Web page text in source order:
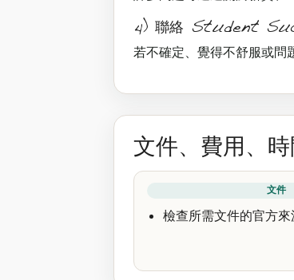
4) 聯絡 Student
若不確定、覺得不舒服或問
文件、費用、
文件
檢查所需文件的官方來